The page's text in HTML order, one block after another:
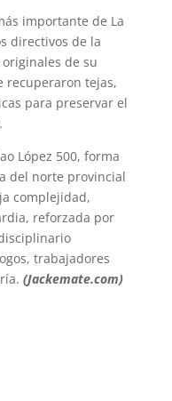
importante de La
directivos de la
de su
recuperaron tejas,
para preservar el
López 500, forma
del norte provincial
complejidad,
reforzada por
trabajadores
(Jackemate.com)